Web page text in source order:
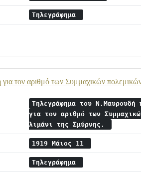
Τηλεγράφημα
τον αριθμό των Συμμαχικών πολεμικών
Τηλεγράφημα του Ν.Μαυρουδή
για τον αριθμό των
λιμάνι της Σμύρνης.
1919 Μάιος 11
Τηλεγράφημα